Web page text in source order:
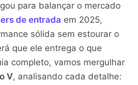
para balançar o mercado
de entrada em 2025,
sólida sem estourar o
que ele entrega o que
completo, vamos mergulhar
V, analisando cada detalhe: